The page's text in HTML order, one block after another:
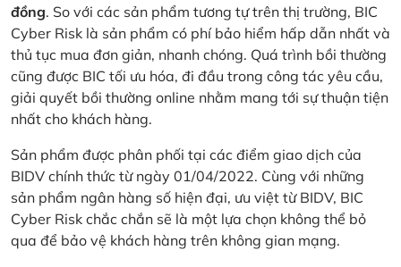
đồng. So với các sản phẩm tương tự trên thị trường, BIC
Cyber Risk là sản phẩm có phí bảo hiểm hấp dẫn nhất và
thủ tục mua đơn giản, nhanh chóng. Quá trình bồi thường
cũng được BIC tối ưu hóa, đi đầu trong công tác yêu cầu,
giải quyết bồi thường online nhằm mang tới sự thuận tiện
nhất cho khách hàng.
Sản phẩm được phân phối tại các điểm giao dịch của
BIDV chính thức từ ngày 01/04/2022. Cùng với những
sản phẩm ngân hàng số hiện đại, ưu việt từ BIDV, BIC
Cyber Risk chắc chắn sẽ là một lựa chọn không thể bỏ
qua để bảo vệ khách hàng trên không gian mạng.